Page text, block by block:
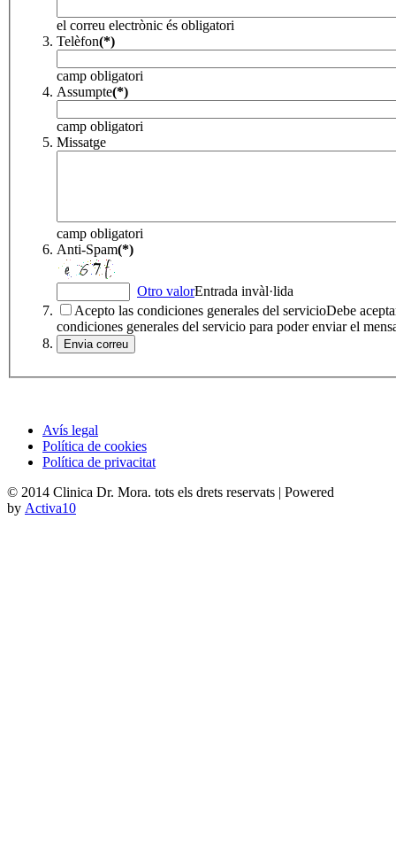
el correu electrònic és obligatori
Telèfon(*)
camp obligatori
Assumpte(*)
camp obligatori
Missatge
camp obligatori
Anti-Spam(*)
Otro valorEntrada invàl·lida
Acepto las condiciones generales del servicioDebe
condiciones generales del servicio para poder enviar el
Avís legal
Política de cookies
Política de privacitat
© 2014 Clinica Dr. Mora. tots els drets reservats | Powered
by Activa10